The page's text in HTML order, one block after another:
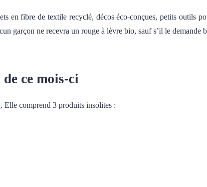
en fibre de textile recyclé, décos éco-conçues, petits
garçon ne recevra un rouge à lèvre bio, sauf s’il le
ce mois-ci
. Elle comprend 3 produits insolites :